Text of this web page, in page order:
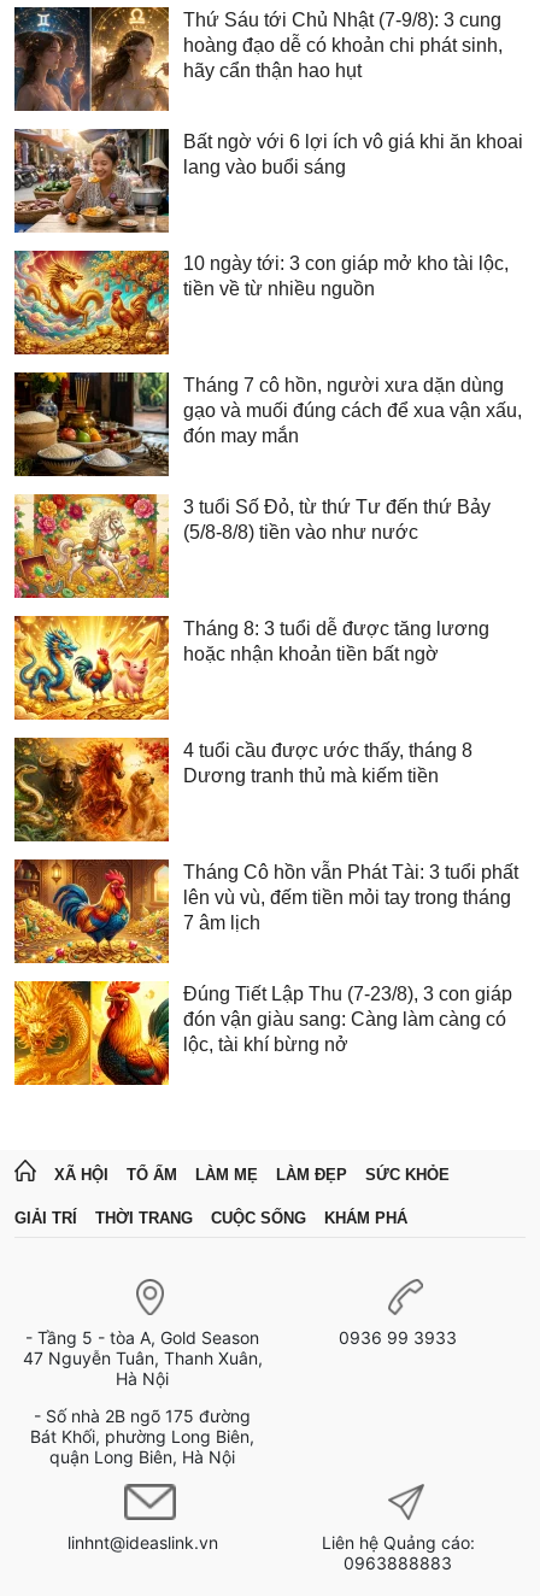
Thứ Sáu tới Chủ Nhật (7-9/8): 3 cung
hoàng đạo dễ có khoản chi phát sinh,
hãy cẩn thận hao hụt
Bất ngờ với 6 lợi ích vô giá khi ăn khoai
lang vào buổi sáng
10 ngày tới: 3 con giáp mở kho tài lộc,
tiền về từ nhiều nguồn
Tháng 7 cô hồn, người xưa dặn dùng
gạo và muối đúng cách để xua vận xấu,
đón may mắn
3 tuổi Số Đỏ, từ thứ Tư đến thứ Bảy
(5/8-8/8) tiền vào như nước
Tháng 8: 3 tuổi dễ được tăng lương
hoặc nhận khoản tiền bất ngờ
4 tuổi cầu được ước thấy, tháng 8
Dương tranh thủ mà kiếm tiền
Tháng Cô hồn vẫn Phát Tài: 3 tuổi phất
lên vù vù, đếm tiền mỏi tay trong tháng
7 âm lịch
Đúng Tiết Lập Thu (7-23/8), 3 con giáp
đón vận giàu sang: Càng làm càng có
lộc, tài khí bừng nở
XÃ HỘI TỔ ẤM LÀM MẸ LÀM ĐẸP SỨC KHỎE
GIẢI TRÍ THỜI TRANG CUỘC SỐNG KHÁM PHÁ
- Tầng 5 - tòa A, Gold Season
47 Nguyễn Tuân, Thanh Xuân,
Hà Nội
- Số nhà 2B ngõ 175 đường
Bát Khối, phường Long Biên,
quận Long Biên, Hà Nội
0936 99 3933
linhnt@ideaslink.vn
Liên hệ Quảng cáo:
0963888883